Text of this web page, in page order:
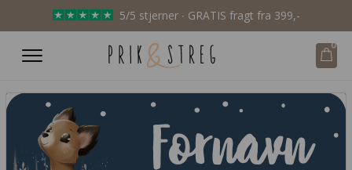
5/5 stjerner ∙ GRATIS fragt fra 399,-
0
Fornavn